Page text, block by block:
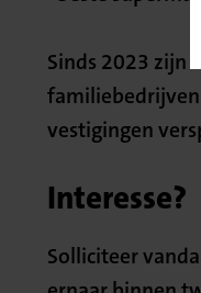
Sinds 2023 zijn
vestigingen
Interesse?
Solliciteer